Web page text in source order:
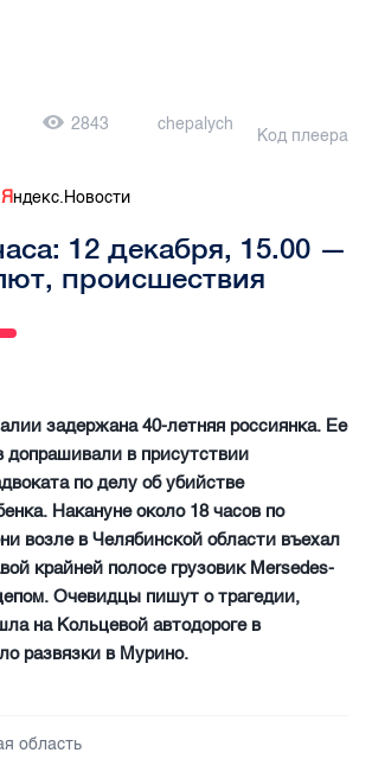
2843 chepalych
Код плеера
Яндекс.Новости
12 декабря, 15.00 —
происшествия
задержана 40-летняя россиянка. Ее
допрашивали в присутствии
по делу об убийстве
Накануне около 18 часов по
возле в Челябинской области въехал
крайней полосе грузовик Mersedes-
Очевидцы пишут о трагедии,
на Кольцевой автодороге в
развязки в Мурино.
область